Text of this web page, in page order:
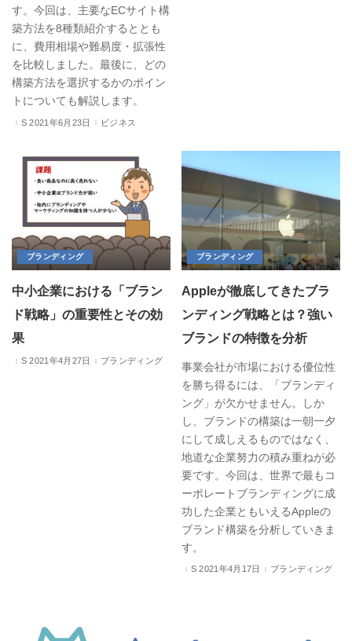
す。今回は、主要なECサイト構
築方法を8種類紹介するととも
に、費用相場や難易度・拡張性
を比較しました。最後に、どの
構築方法を選択するかのポイン
トについても解説します。
2021年6月23日 ビジネス
ブランディング
中小企業における「ブラン
ド戦略」の重要性とその効
果
2021年4月27日 ブランディング
ブランディング
Appleが徹底してきたブラ
ンディング戦略とは？強い
ブランドの特徴を分析
事業会社が市場における優位性
を勝ち得るには、「ブランディ
ング」が欠かせません。しか
し、ブランドの構築は一朝一夕
にして成しえるものではなく、
地道な企業努力の積み重ねが必
要です。今回は、世界で最もコ
ーポレートブランディングに成
功した企業ともいえるAppleの
ブランド構築を分析していきま
す。
2021年4月17日 ブランディング